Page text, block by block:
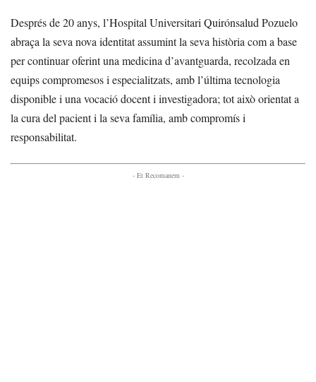
Després de 20 anys, l’Hospital Universitari Quirónsalud Pozuelo
abraça la seva nova identitat assumint la seva història com a base
per continuar oferint una medicina d’avantguarda, recolzada en
equips compromesos i especialitzats, amb l’última tecnologia
disponible i una vocació docent i investigadora; tot això orientat a
la cura del pacient i la seva família, amb compromís i
responsabilitat.
- Et Recomanem -